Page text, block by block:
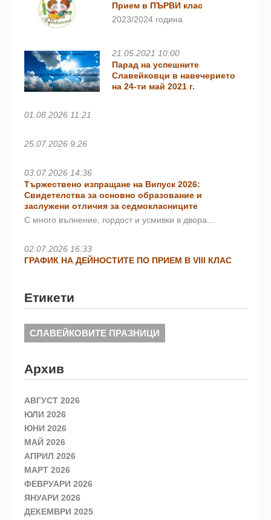
Прием в ПЪРВИ клас
2023/2024 година
21.05.2021 10:00
Парад на успешните
Славейковци в навечерието
на 24-ти май 2021 г.
01.08.2026 11:21
25.07.2026 9:26
03.07.2026 14:36
Тържествено изпращане на Випуск 2026:
Свидетелства за основно образование и
заслужени отличия за седмокласниците
С много вълнение, гордост и усмивки в двора…
02.07.2026 16:33
ГРАФИК НА ДЕЙНОСТИТЕ ПО ПРИЕМ В VIII КЛАС
Етикети
СЛАВЕЙКОВИТЕ ПРАЗНИЦИ
Архив
АВГУСТ 2026
ЮЛИ 2026
ЮНИ 2026
МАЙ 2026
АПРИЛ 2026
МАРТ 2026
ФЕВРУАРИ 2026
ЯНУАРИ 2026
ДЕКЕМВРИ 2025